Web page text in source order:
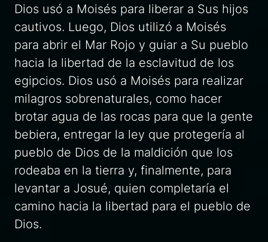
Dios usó a Moisés para liberar a Sus hijos
cautivos. Luego, Dios utilizó a Moisés
para abrir el Mar Rojo y guiar a Su pueblo
hacia la libertad de la esclavitud de los
egipcios. Dios usó a Moisés para realizar
milagros sobrenaturales, como hacer
brotar agua de las rocas para que la gente
bebiera, entregar la ley que protegería al
pueblo de Dios de la maldición que los
rodeaba en la tierra y, finalmente, para
levantar a Josué, quien completaría el
camino hacia la libertad para el pueblo de
Dios.